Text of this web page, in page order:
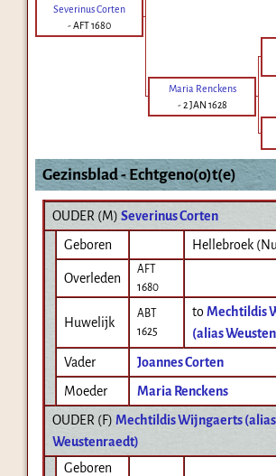
Severinus Corten
-AFT 1680
Maria Renckens
-2 JAN 1628
Gezinsblad - Echtgeno(o)t(e)
OUDER (M) Severinus Corten
Geboren
Hellebroek
Overleden
AFT
1680
Huwelijk
ABT
1625
toMechtildis
(alias
Vader
Joannes Corten
Moeder
Maria Renckens
OUDER (F) Mechtildis Wijngaerts (alias
Weustenraedt)
Geboren